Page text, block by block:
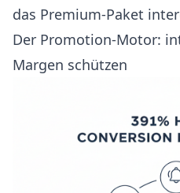
das Premium-Paket
Der Promotion-Motor:
Margen schützen